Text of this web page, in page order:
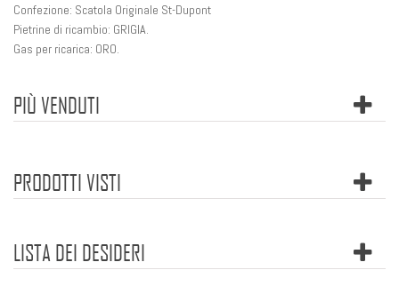
Confezione: Scatola Originale St-Dupont
Pietrine di ricambio: GRIGIA.
Gas per ricarica: ORO.
PIÙ VENDUTI
PRODOTTI VISTI
LISTA DEI DESIDERI